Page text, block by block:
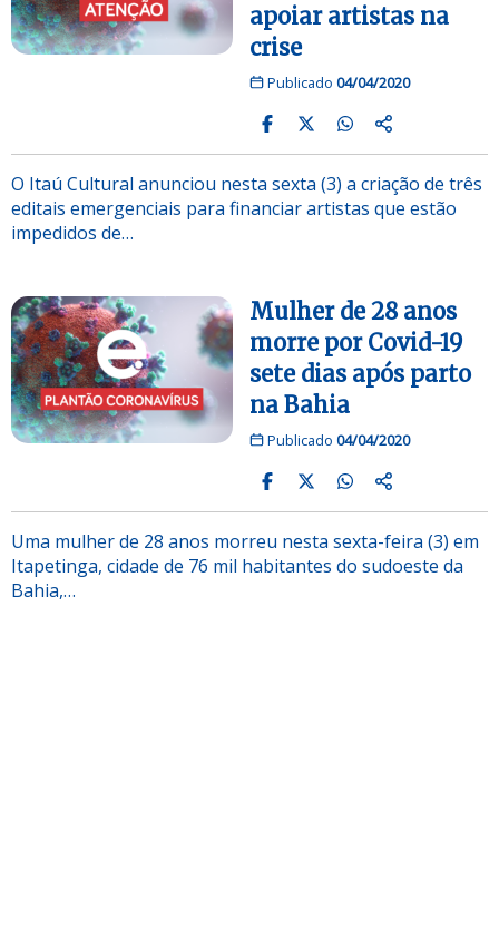
apoiar artistas na
crise
Publicado 04/04/2020
O Itaú Cultural anunciou nesta sexta (3) a criação de três
editais emergenciais para financiar artistas que estão
impedidos de…
Mulher de 28 anos
morre por Covid-19
sete dias após parto
na Bahia
Publicado 04/04/2020
Uma mulher de 28 anos morreu nesta sexta-feira (3) em
Itapetinga, cidade de 76 mil habitantes do sudoeste da
Bahia,…